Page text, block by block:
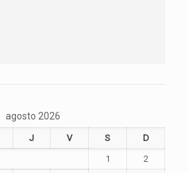
agosto 2026
J V S
D
1
2